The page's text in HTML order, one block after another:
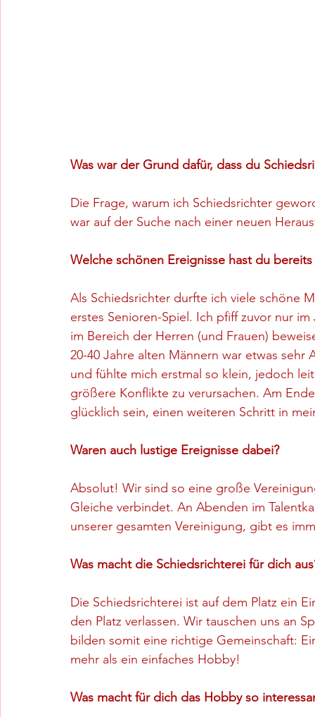
Was war der Grund dafür, dass du
Die Frage, warum ich Schiedsrichter
war auf der Suche nach einer neuen
Welche schönen Ereignisse hast du
Als Schiedsrichter durfte ich viele schöne
erstes Senioren-Spiel. Ich pfiff zuvor nur
im Bereich der Herren (und Frauen)
20-40 Jahre alten Männern war etwas
und fühlte mich erstmal so klein, jedoch
größere Konflikte zu verursachen. Am
glücklich sein, einen weiteren Schritt in
Waren auch lustige Ereignisse dabei?
Absolut! Wir sind so eine große
Gleiche verbindet. An Abenden im
unserer gesamten Vereinigung, gibt es
Was macht die Schiedsrichterei für dich
Die Schiedsrichterei ist auf dem Platz ein
den Platz verlassen. Wir tauschen uns an
bilden somit eine richtige Gemeinschaft:
mehr als ein einfaches Hobby!
Was macht für dich das Hobby so